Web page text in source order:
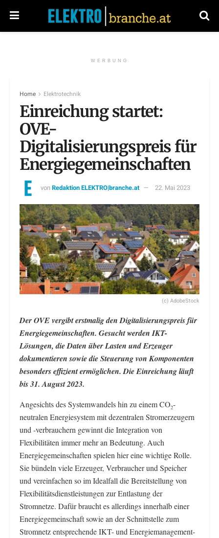
WERBUNG
Home Elektrotechnik
Einreichung startet:
OVE-
Digitalisierungspreis für
Energiegemeinschaften
vonRedaktion ELEKTRO|branche.at 22. Mai 2023
(c) AdobeStock
Der OVE vergibt erstmalig den Digitalisierungspreis für
Energiegemeinschaften. Gesucht werden IKT-
Lösungen, die Daten über Lasten und Erzeuger
dokumentieren sowie die Steuerung von Komponenten
besonders effizient ermöglichen. Die Einreichung läuft
bis 31. August 2023.
Angesichts des Systemwandels hin zu einem CO2-
neutralen Energiesystem mit dezentralen Stromerzeugern
und -verbrauchern gewinnt die Integration von
Flexibilitäten immer mehr an Bedeutung. Auch
Energiegemeinschaften spielen hier eine wichtige Rolle.
Sie bündeln viele Erzeuger, Verbraucher und Speicher
und vereinfachen so im Idealfall die Bereitstellung von
Flexibilitätsdienstleistungen zur Entlastung der
Stromnetze. Dafür braucht es allerdings innerhalb einer
Energiegemeinschaft sowie an der Schnittstelle zum
Stromnetz entsprechende IKT- und Energiemanagement-